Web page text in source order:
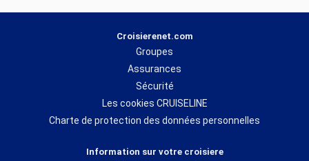
Croisierenet.com
Groupes
Assurances
Sécurité
Les cookies CRUISELINE
Charte de protection des données personnelles
Information sur votre croisiere